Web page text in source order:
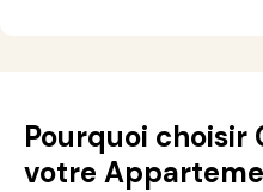
Pourquoi choisir
votre